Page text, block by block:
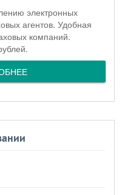
электронных
агентов. Удобная
компаний.